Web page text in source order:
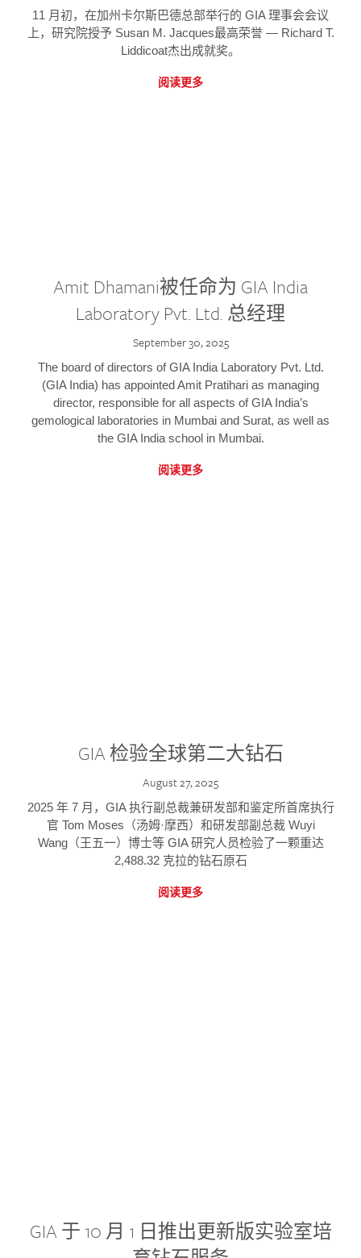
11 月初，在加州卡尔斯巴德总部举行的 GIA 理事会会议
上，研究院授予 Susan M. Jacques最高荣誉 — Richard T.
Liddicoat杰出成就奖。
阅读更多
Amit Dhamani被任命为 GIA India
Laboratory Pvt. Ltd. 总经理
September 30, 2025
The board of directors of GIA India Laboratory Pvt. Ltd.
(GIA India) has appointed Amit Pratihari as managing
director, responsible for all aspects of GIA India’s
gemological laboratories in Mumbai and Surat, as well as
the GIA India school in Mumbai.
阅读更多
GIA 检验全球第二大钻石
August 27, 2025
2025 年 7 月，GIA 执行副总裁兼研发部和鉴定所首席执行
官 Tom Moses（汤姆·摩西）和研发部副总裁 Wuyi
Wang（王五一）博士等 GIA 研究人员检验了一颗重达
2,488.32 克拉的钻石原石
阅读更多
GIA 于 10 月 1 日推出更新版实验室培